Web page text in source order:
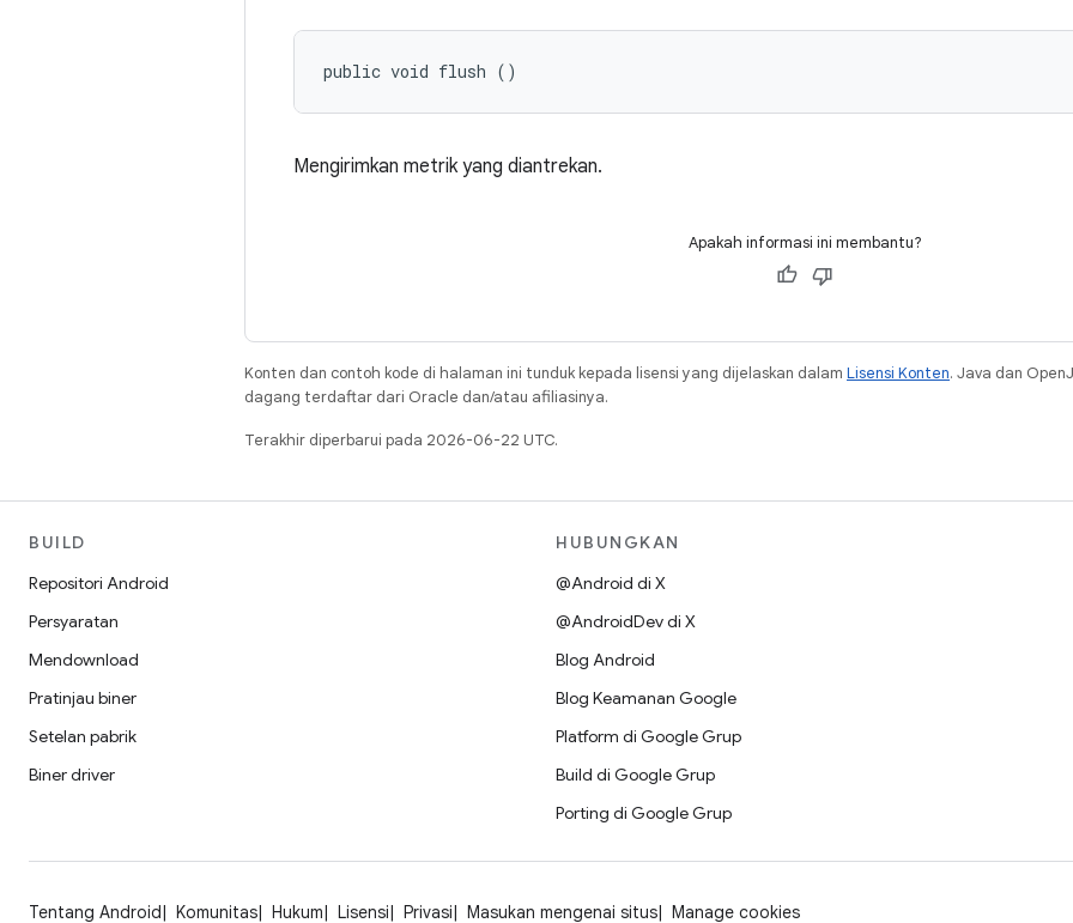
public void flush ()
Mengirimkan metrik yang diantrekan.
Apakah informasi ini membantu?
Konten dan contoh kode di halaman ini tunduk kepada lisensi yang dijelaskan dalam Lisensi Konten. Java dan
dagang terdaftar dari Oracle dan/atau afiliasinya.
Terakhir diperbarui pada 2026-06-22 UTC.
BUILD
Repositori Android
Persyaratan
Mendownload
Pratinjau biner
Setelan pabrik
Biner driver
HUBUNGKAN
@Android di X
@AndroidDev di X
Blog Android
Blog Keamanan Google
Platform di Google Grup
Build di Google Grup
Porting di Google Grup
Tentang Android Komunitas Hukum Lisensi Privasi Masukan mengenai situs Manage cookies